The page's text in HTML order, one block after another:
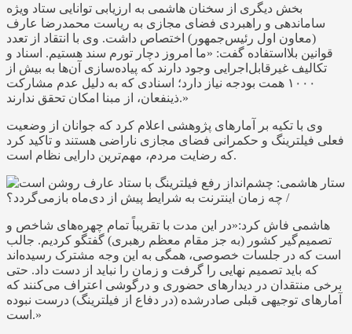
بخش دیگری از سخنان هاشمی به ارزیابی توانایی ستاد ویژه
ساماندهی و راهبردی فضای مجازی به ریاست محمدرضا عارف
(معاون اول رئیس‌جمهور) اختصاص داشت. وی با انتقاد از تعدد
قوانین بلااستفاده گفت: «ما امروز دچار تورم سند هستیم. اسناد و
تکالیف غیرقابل‌اجرایی وجود دارند که پیاده‌سازی آن‌ها به بیش از
۱۰۰۰ همت بودجه نیاز دارد؛ اسنادی که به دلیل عدم مشارکت
ذینفعان، از مبنا امکان تحقق ندارند.»
وی با تکیه بر آمارهای پژوهشی اعلام کرد که جوانان از وضعیت
فعلی فیلترینگ و حکمرانی فضای مجازی ناراضی هستند و تاکید کرد
که رضایت مردم، مهم‌ترین دارایی نظام است.
هاشمی فاش کرد:«در این مدت با تقریباً تمام چهره‌های شاخص و
تصمیم‌گیر کشور (به جز مقام معظم رهبری) گفتگو کردیم. جالب
است که در جلسات خصوصی، همگی به این وجه مشترک رسیده‌اند
که باید تصمیم نهایی را گرفت و زمان را نباید از دست داد. حتی
برخی منتقدان در دیدارهای حضوری و درگوشی اعتراف می‌کنند که
آمارهای توجیهی قبلی صادرشده (در دفاع از فیلترینگ) درست نبوده
است.»